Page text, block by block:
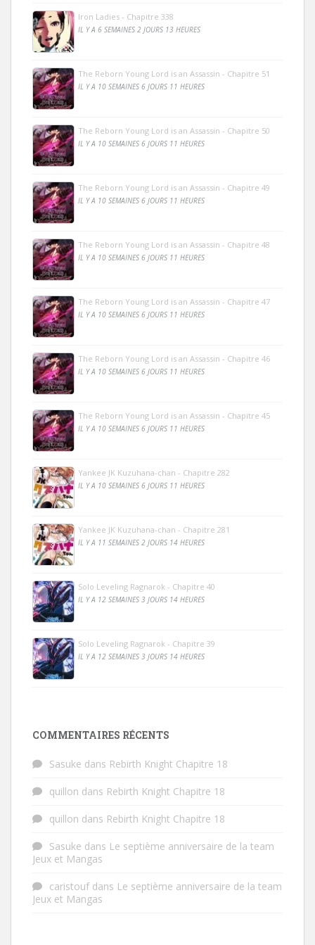
Iron Ladies - Chapitre 338
IL Y A 6 SEMAINES 2 JOURS 13 HEURES
The Reborn Young Lord is an Assassin - Chapitre 51
IL Y A 10 SEMAINES 6 JOURS 11 HEURES
The Reborn Young Lord is an Assassin - Chapitre 50
IL Y A 10 SEMAINES 6 JOURS 11 HEURES
The Reborn Young Lord is an Assassin - Chapitre 49
IL Y A 10 SEMAINES 6 JOURS 11 HEURES
The Reborn Young Lord is an Assassin - Chapitre 48
IL Y A 10 SEMAINES 6 JOURS 11 HEURES
The Reborn Young Lord is an Assassin - Chapitre 47
IL Y A 10 SEMAINES 6 JOURS 11 HEURES
The Reborn Young Lord is an Assassin - Chapitre 46
IL Y A 10 SEMAINES 6 JOURS 11 HEURES
The Reborn Young Lord is an Assassin - Chapitre 45
IL Y A 10 SEMAINES 6 JOURS 11 HEURES
Yankee JK Kuzuhana-chan - Chapitre 282
IL Y A 10 SEMAINES 6 JOURS 11 HEURES
Yankee JK Kuzuhana-chan - Chapitre 281
IL Y A 11 SEMAINES 2 JOURS 14 HEURES
Solo Leveling Ragnarok - Chapitre 40
IL Y A 12 SEMAINES 3 JOURS 14 HEURES
Solo Leveling Ragnarok - Chapitre 39
IL Y A 12 SEMAINES 3 JOURS 14 HEURES
COMMENTAIRES RÉCENTS
Sasuke dans Rebirth Knight Chapitre 18
quillon dans Rebirth Knight Chapitre 18
quillon dans Rebirth Knight Chapitre 18
Sasuke dans Le septième anniversaire de la team
Jeux et Mangas
caristoufdans Le septième anniversaire de la team
Jeux et Mangas